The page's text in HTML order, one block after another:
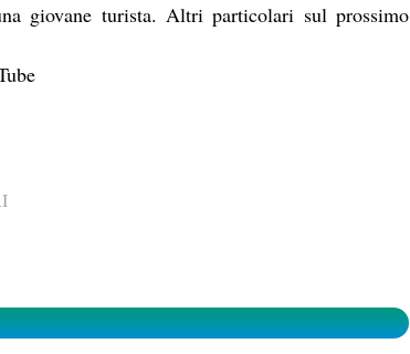
giovane turista. Altri particolari sul prossimo